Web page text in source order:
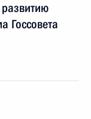
развитию
Госсовета